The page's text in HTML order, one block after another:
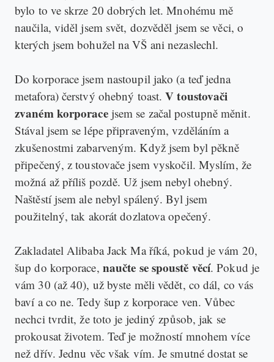
bylo to ve skrze 20 dobrých let. Mnohému mě
naučila, viděl jsem svět, dozvěděl jsem se věci, o
kterých jsem bohužel na VŠ ani nezaslechl.
Do korporace jsem nastoupil jako (a teď jedna
metafora) čerstvý ohebný toast.V toustovači
zvaném korporacejsem se začal postupně měnit.
Stával jsem se lépe připraveným, vzděláním a
zkušenostmi zabarveným. Když jsem byl pěkně
připečený, z toustovače jsem vyskočil. Myslím, že
možná až příliš pozdě. Už jsem nebyl ohebný.
Naštěstí jsem ale nebyl spálený. Byl jsem
použitelný, tak akorát dozlatova opečený.
Zakladatel Alibaba Jack Ma říká, pokud je vám 20,
šup do korporace, naučte se spoustě věcí. Pokud je
vám 30 (až 40), už byste měli vědět, co dál, co vás
baví a co ne. Tedy šup z korporace ven. Vůbec
nechci tvrdit, že toto je jediný způsob, jak se
prokousat životem. Teď je možností mnohem více
než dřív. Jednu věc však vím. Je smutné dostat se